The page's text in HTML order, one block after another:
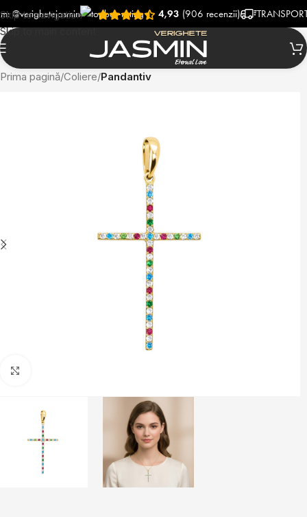
Skip to navigation
Skip to main content
4,93(906 recenzii) TRANSPORT
Prima pagină Coliere Pandantiv